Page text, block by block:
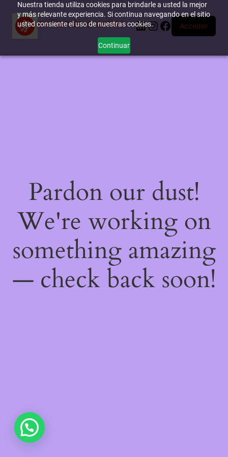
Nuestra tienda utiliza cookies para brindarle a usted la mejor
y más relevante experiencia. Si continua navegando en el sitio
usted consiente el uso de nuestras cookies.
Continuar
miTienda-e.online LinkedIn
Instagram
Facebook
Acceder
Pardon our dust!
We're working on
something amazing
— check back soon!